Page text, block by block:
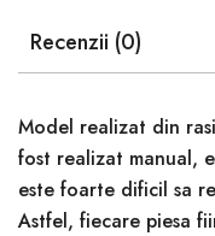
Recenzii (0)
Model realizat din
fost realizat manual,
este foarte dificil sa
Astfel, fiecare piesa